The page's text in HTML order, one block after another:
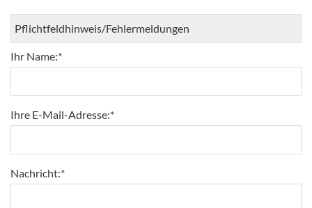
Ihr Name:*
Ihre E-Mail-Adresse:*
Nachricht:*